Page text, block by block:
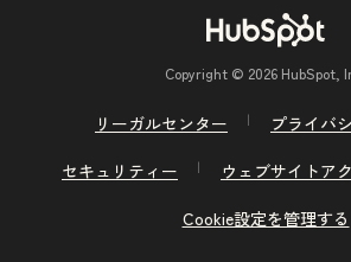
Copyright © 2026 HubSpot,
リーガルセンター
プライバ
セキュリティー
ウェブサイトア
Cookie設定を管理する